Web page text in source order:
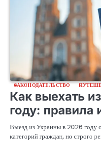
ЗАКОНОДАТЕЛЬСТВО
Как выехать
году: правила
Выезд из Украины в 2026 году
категорий граждан, но строго